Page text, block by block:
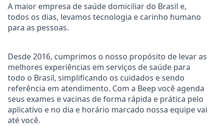
A maior empresa de saúde domiciliar do Brasil e,
todos os dias, levamos tecnologia e carinho humano
para as pessoas.
Desde 2016, cumprimos o nosso propósito de levar as
melhores experiências em serviços de saúde para
todo o Brasil, simplificando os cuidados e sendo
referência em atendimento. Com a Beep você agenda
seus exames e vacinas de forma rápida e prática pelo
aplicativo e no dia e horário marcado nossa equipe vai
até você.